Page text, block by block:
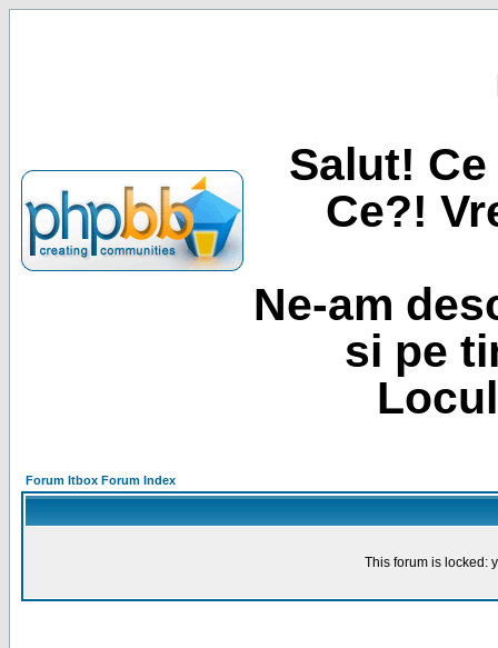
Salut!
Ce?!
Ne-am
si pe
Forum Itbox Forum Index
This forum is locked: